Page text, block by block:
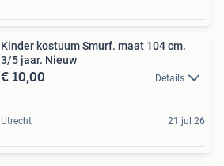
Kinder kostuum Smurf. maat 104 cm.
3/5 jaar. Nieuw
€ 10,00 Details
Utrecht 21 jul 26